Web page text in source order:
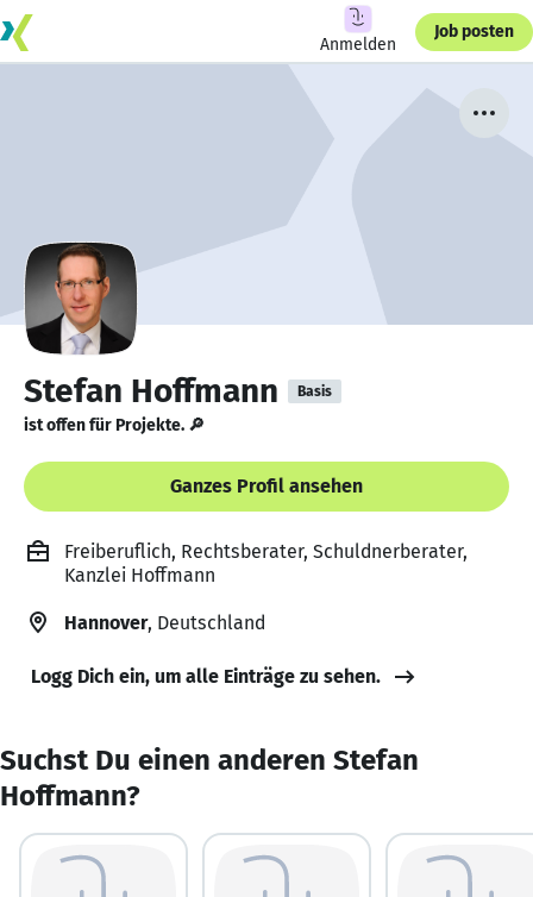
Anmelden
Job posten
Stefan Hoffmann Basis
ist offen für Projekte. 🔎
Ganzes Profil ansehen
Freiberuflich, Rechtsberater, Schuldnerberater,
Kanzlei Hoffmann
Hannover, Deutschland
Logg Dich ein, um alle Einträge zu sehen.
Suchst Du einen anderen Stefan
Hoffmann?